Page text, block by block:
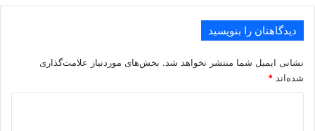
دیدگاهتان را بنویسید
نشانی ایمیل شما منتشر نخواهد شد. بخش‌های موردنیاز علامت‌گذاری
شده‌اند *